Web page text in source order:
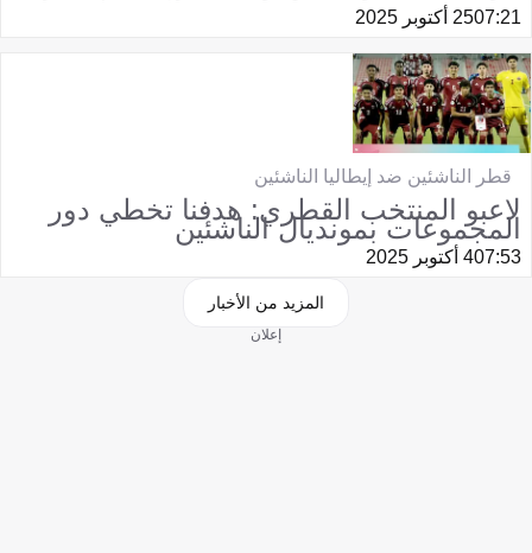
07:2125 أكتوبر 2025
قطر الناشئين ضد إيطاليا الناشئين
لاعبو المنتخب القطري: هدفنا تخطي دور
المجموعات بمونديال الناشئين
07:534 أكتوبر 2025
المزيد من الأخبار
إعلان